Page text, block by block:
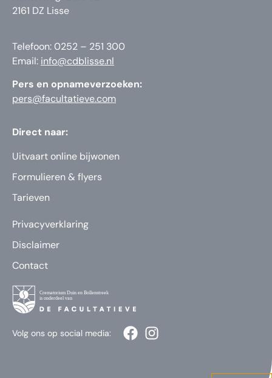
2161 DZ Lisse
Telefoon: 0252 – 251 300
Email: info@cdblisse.nl
Pers en opnameverzoeken:
pers@facultatieve.com
Direct naar:
Uitvaart online bijwonen
Formulieren & flyers
Tarieven
Privacyverklaring
Disclaimer
Contact
Volg ons op social media: